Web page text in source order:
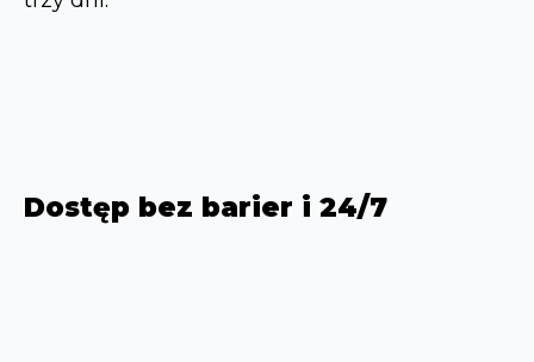
Dostęp bez barier i 24/7